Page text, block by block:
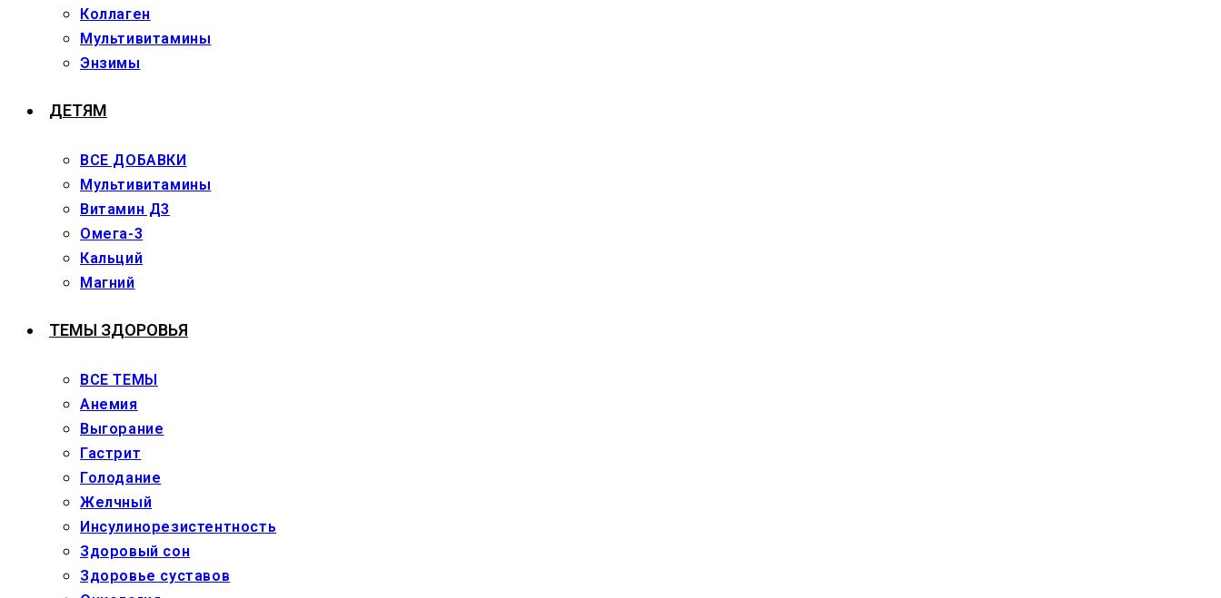
Коллаген
Мультивитамины
Энзимы
ДЕТЯМ
ВСЕ ДОБАВКИ
Мультивитамины
Витамин Д3
Омега-3
Кальций
Магний
ТЕМЫ ЗДОРОВЬЯ
ВСЕ ТЕМЫ
Анемия
Выгорание
Гастрит
Голодание
Желчный
Инсулинорезистентность
Здоровый сон
Здоровье суставов